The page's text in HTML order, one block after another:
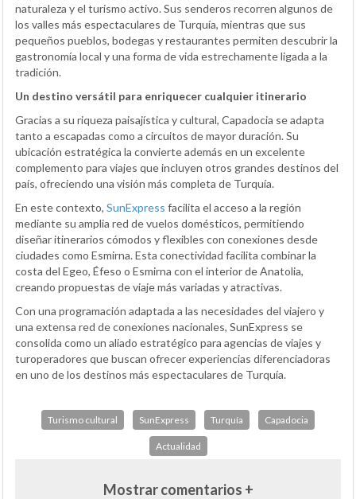
naturaleza y el turismo activo. Sus senderos recorren algunos de
los valles más espectaculares de Turquía, mientras que sus
pequeños pueblos, bodegas y restaurantes permiten descubrir la
gastronomía local y una forma de vida estrechamente ligada a la
tradición.
Un destino versátil para enriquecer cualquier itinerario
Gracias a su riqueza paisajística y cultural, Capadocia se adapta
tanto a escapadas como a circuitos de mayor duración. Su
ubicación estratégica la convierte además en un excelente
complemento para viajes que incluyen otros grandes destinos del
país, ofreciendo una visión más completa de Turquía.
En este contexto, SunExpress facilita el acceso a la región
mediante su amplia red de vuelos domésticos, permitiendo
diseñar itinerarios cómodos y flexibles con conexiones desde
ciudades como Esmirna. Esta conectividad facilita combinar la
costa del Egeo, Éfeso o Esmirna con el interior de Anatolia,
creando propuestas de viaje más variadas y atractivas.
Con una programación adaptada a las necesidades del viajero y
una extensa red de conexiones nacionales, SunExpress se
consolida como un aliado estratégico para agencias de viajes y
turoperadores que buscan ofrecer experiencias diferenciadoras
en uno de los destinos más espectaculares de Turquía.
Turismo cultural SunExpress Turquía Capadocia
Actualidad
Mostrar comentarios +